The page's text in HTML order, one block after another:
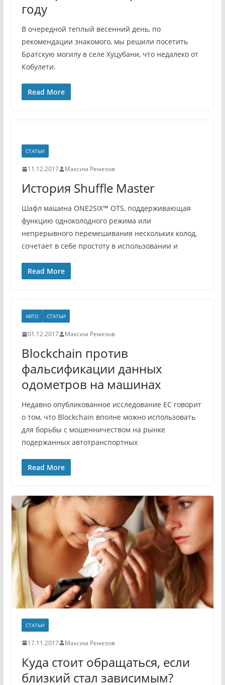
году
В очередной теплый весенний день, по
рекомендации знакомого, мы решили посетить
Братскую могилу в селе Хуцубани, что недалеко от
Кобулети.
Read More
СТАТЬИ
11.12.2017 Максим Ремезов
История Shuffle Master
Шафл машина ONE2SIX™ OTS, поддерживающая
функцию одноколодного режима или
непрерывного перемешивания нескольких колод,
сочетает в себе простоту в использовании и
Read More
АВТО СТАТЬИ
01.12.2017 Максим Ремезов
Blockchain против
фальсификации данных
одометров на машинах
Недавно опубликованное исследование ЕС говорит
о том, что Blockchain вполне можно использовать
для борьбы с мошенничеством на рынке
подержанных автотранспортных
Read More
СТАТЬИ
17.11.2017 Максим Ремезов
Куда стоит обращаться, если
близкий стал зависимым?